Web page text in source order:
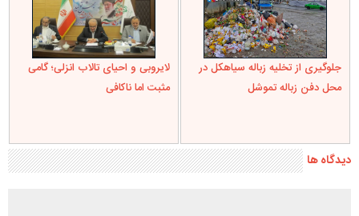
جلوگیری از تخلیه زباله سیاهکل در
محل دفن زباله تموشل
لایروبی و احیای تالاب انزلی؛ گامی
مثبت اما ناکافی
دیدگاه ها